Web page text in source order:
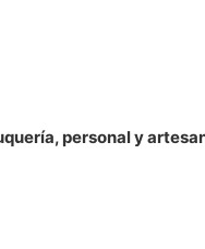
personal y